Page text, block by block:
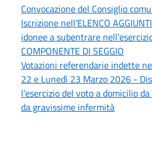
Convocazione del Consiglio
Iscrizione nell'ELENCO
idonee a subentrare
COMPONENTE DI SEGGIO
Votazioni referendarie indette
22 e Lunedì 23 Marzo 2026 -
l’esercizio del voto a domicilio
da gravissime infermità